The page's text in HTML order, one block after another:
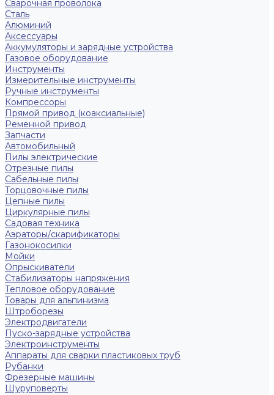
Сварочная проволока
Сталь
Алюминий
Аксессуары
Аккумуляторы и зарядные устройства
Газовое оборудование
Инструменты
Измерительные инструменты
Ручные инструменты
Компрессоры
Прямой привод (коаксиальные)
Ременной привод
Запчасти
Автомобильный
Пилы электрические
Отрезные пилы
Сабельные пилы
Торцовочные пилы
Цепные пилы
Циркулярные пилы
Садовая техника
Аэраторы/скарификаторы
Газонокосилки
Мойки
Опрыскиватели
Стабилизаторы напряжения
Тепловое оборудование
Товары для альпинизма
Штроборезы
Электродвигатели
Пуско-зарядные устройства
Электроинструменты
Аппараты для сварки пластиковых труб
Рубанки
Фрезерные машины
Шуруповерты